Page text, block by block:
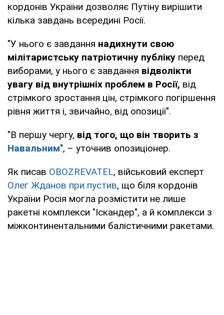
кордонів України дозволяє Путіну вирішити
кілька завдань всередині Росії.
"У нього є завдання надихнути свою
мілітаристську патріотичну публіку перед
виборами, у нього є завдання відволікти
увагу від внутрішніх проблем в Росії, від
стрімкого зростання цін, стрімкого погіршення
рівня життя і, звичайно, від опозиції".
"В першу чергу, від того, що він творить з
Навальним", – уточнив опозиціонер.
Як писав OBOZREVATEL, військовий експерт
Олег Жданов при пустив, що біля кордонів
України Росія могла розмістити не лише
ракетні комплекси "Іскандер", а й комплекси з
міжконтинентальними балістичними ракетами.